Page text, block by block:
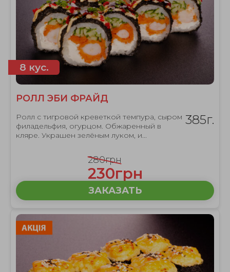
8 кус.
РОЛЛ ЭБИ ФРАЙД
Ролл с тигровой креветкой темпура, сыром
филадельфия, огурцом. Обжаренный в
кляре. Украшен зелёным луком, и...
385г.
280грн
230грн
ЗАКАЗАТЬ